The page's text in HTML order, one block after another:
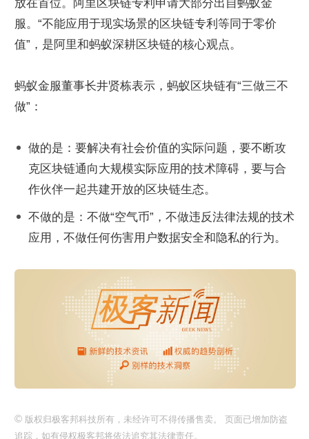
放在首位。阿里区块链专利申请大部分出自蚂蚁金
服。“不能应用于现实场景的区块链专利等同于零价
值”，是阿里和蚂蚁深耕区块链的核心观点。
蚂蚁金服董事长井贤栋表示，蚂蚁区块链有“三做三不
做”：
做的是：要解决有社会价值的实际问题，要不断攻
克区块链通向大规模实际应用的技术障碍，要与合
作伙伴一起共建开放的区块链生态。
不做的是：不做“空气币”，不做违反法律法规的技术
应用，不做任何伤害用户数据安全和隐私的行为。
© 版权归极客邦科技所有，未经许可不得传播售卖。 页面已增加防盗
追踪，如有侵权极客邦将依法追究其法律责任。